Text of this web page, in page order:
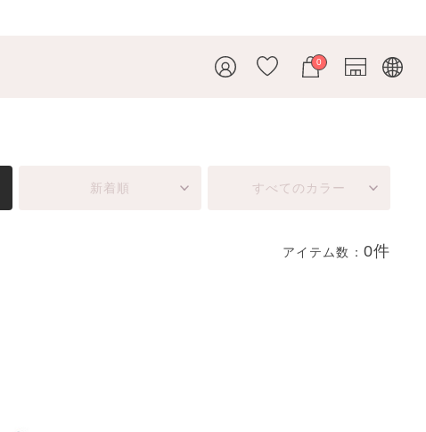
0
新着順 すべてのカラー
アイテム数： 0件